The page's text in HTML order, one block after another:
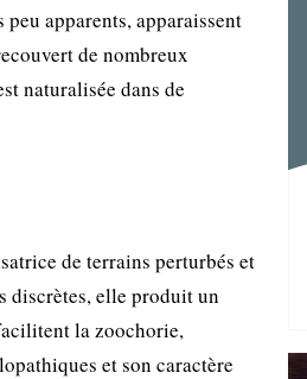
apparents, apparaissent
de nombreux
naturalisée dans de
de terrains perturbés et
discrètes, elle produit un
la zoochorie,
et son caractère